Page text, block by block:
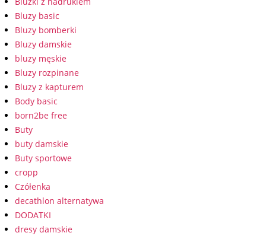
Bluzy basic
Bluzy bomberki
Bluzy damskie
bluzy męskie
Bluzy rozpinane
Bluzy z kapturem
Body basic
born2be free
Buty
buty damskie
Buty sportowe
cropp
Czółenka
decathlon alternatywa
DODATKI
dresy damskie